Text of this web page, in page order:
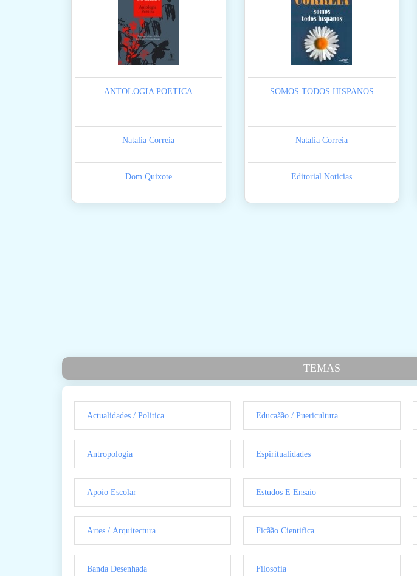
ANTOLOGIA POETICA
Natalia Correia
Dom Quixote
SOMOS TODOS HISPANOS
Natalia Correia
Editorial Noticias
TEMAS
Actualidades / Politica
Antropologia
Apoio Escolar
Artes / Arquitectura
Banda Desenhada
Educaãão / Puericultura
Espiritualidades
Estudos E Ensaio
Ficãão Cientifica
Filosofia